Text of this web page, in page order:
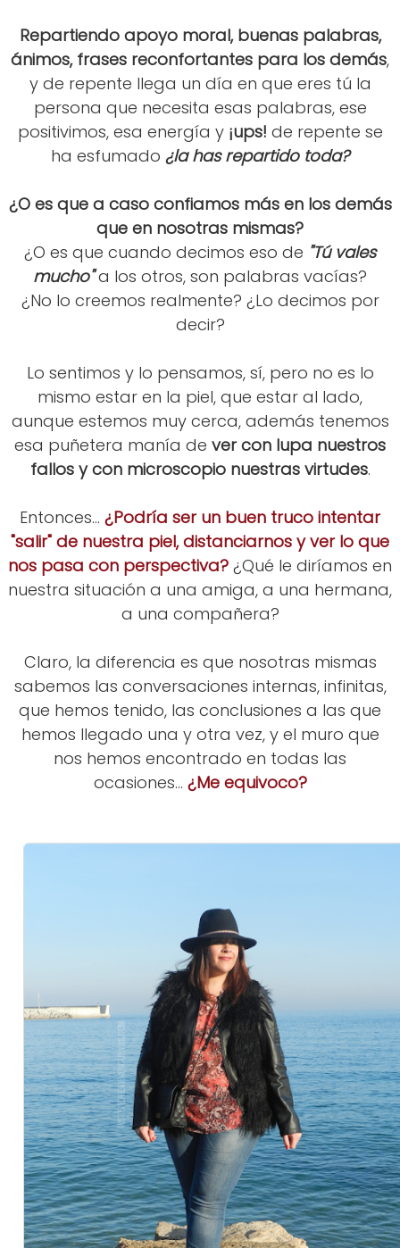
Repartiendo apoyo moral, buenas palabras,
ánimos, frases reconfortantes para los demás,
y de repente llega un día en que eres tú la
persona que necesita esas palabras, ese
positivimos, esa energía y ¡ups! de repente se
ha esfumado ¿la has repartido toda?
¿O es que a caso confiamos más en los demás
que en nosotras mismas?
¿O es que cuando decimos eso de "Tú vales
mucho"a los otros, son palabras vacías?
¿No lo creemos realmente? ¿Lo decimos por
decir?
Lo sentimos y lo pensamos, sí, pero no es lo
mismo estar en la piel, que estar al lado,
aunque estemos muy cerca, además tenemos
esa puñetera manía de ver con lupa nuestros
fallos y con microscopio nuestras virtudes.
Entonces... ¿Podría ser un buen truco intentar
"salir" de nuestra piel, distanciarnos y ver lo que
nos pasa con perspectiva? ¿Qué le diríamos en
nuestra situación a una amiga, a una hermana,
a una compañera?
Claro, la diferencia es que nosotras mismas
sabemos las conversaciones internas, infinitas,
que hemos tenido, las conclusiones a las que
hemos llegado una y otra vez, y el muro que
nos hemos encontrado en todas las
ocasiones... ¿Me equivoco?